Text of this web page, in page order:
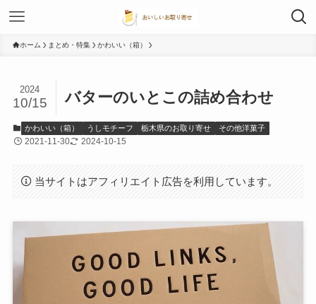
ホーム まとめ・特集 かわいい（箱）
バターのいとこの詰め合わせ
2024
10/15
かわいい（箱） うしモチーフ 栃木県のお取り寄せ その他洋菓子
2021-11-30 2024-10-15
当サイトはアフィリエイト広告を利用しています。